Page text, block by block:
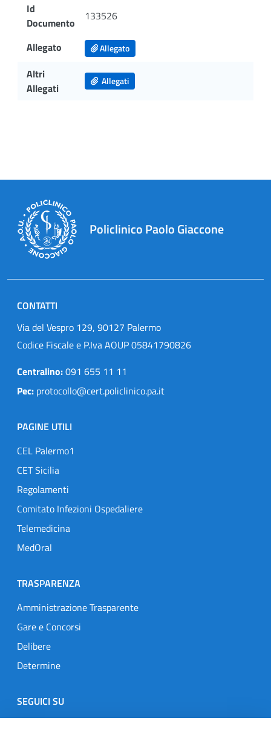
Id
Documento
133526
Allegato Allegato
Altri
Allegati
Allegati
Policlinico Paolo Giaccone
CONTATTI
Via del Vespro 129, 90127 Palermo
Codice Fiscale e P.Iva AOUP 05841790826
Centralino:091 655 11 11
Pec: protocollo@cert.policlinico.pa.it
PAGINE UTILI
CEL Palermo1
CET Sicilia
Regolamenti
Comitato Infezioni Ospedaliere
Telemedicina
MedOral
TRASPARENZA
Amministrazione Trasparente
Gare e Concorsi
Delibere
Determine
SEGUICI SU
Designers Italia
TwitterInstagramYoutubeLinkedin